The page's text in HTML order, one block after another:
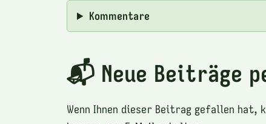
Kommentare
📬 Neue Beiträge
Wenn Ihnen dieser Beitrag gefallen hat,